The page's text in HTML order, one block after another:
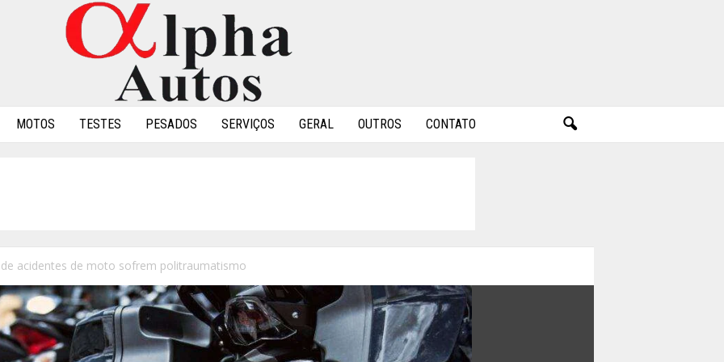
MOTOS TESTES PESADOS SERVIÇOS GERAL OUTROS CONTATO
acidentes de moto sofrem politraumatismo